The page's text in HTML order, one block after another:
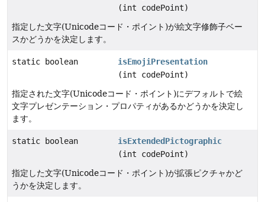
(int codePoint)
指定した文字(Unicodeコード・ポイント)が絵文字修飾子ベー
スかどうかを決定します。
static boolean
isEmojiPresentation
(int codePoint)
指定された文字(Unicodeコード・ポイント)にデフォルトで絵
文字プレゼンテーション・プロパティがあるかどうかを決定し
ます。
static boolean
isExtendedPictographic
(int codePoint)
指定した文字(Unicodeコード・ポイント)が拡張ピクチャかど
うかを決定します。